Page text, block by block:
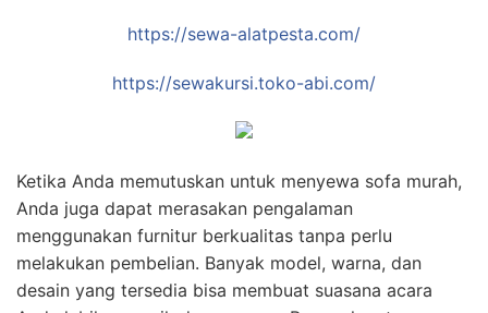
https://sewa-alatpesta.com/
https://sewakursi.toko-abi.com/
Ketika Anda memutuskan untuk menyewa sofa murah,
Anda juga dapat merasakan pengalaman
menggunakan furnitur berkualitas tanpa perlu
melakukan pembelian. Banyak model, warna, dan
desain yang tersedia bisa membuat suasana acara